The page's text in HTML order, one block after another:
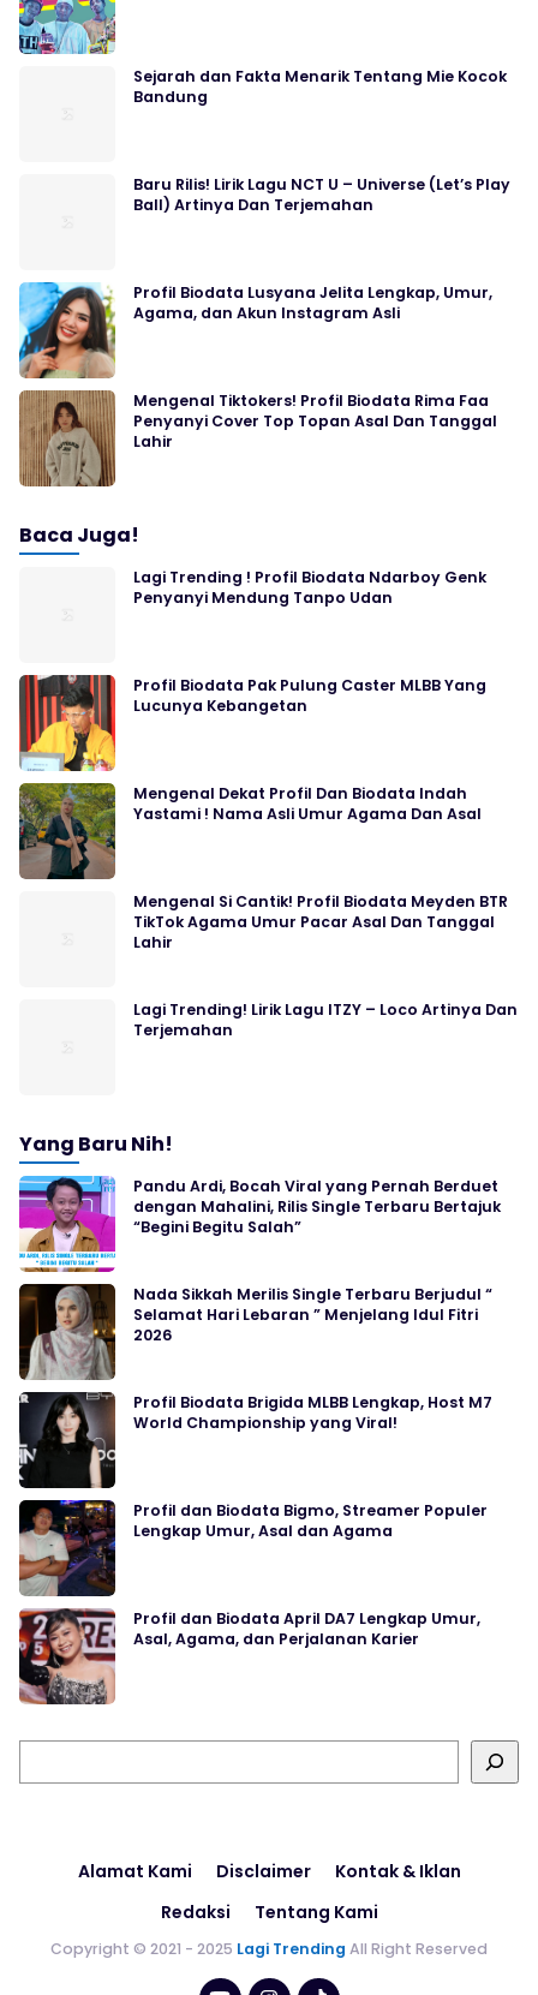
Sejarah dan Fakta Menarik Tentang Mie Kocok
Bandung
Baru Rilis! Lirik Lagu NCT U – Universe (Let’s Play
Ball) Artinya Dan Terjemahan
Profil Biodata Lusyana Jelita Lengkap, Umur,
Agama, dan Akun Instagram Asli
Mengenal Tiktokers! Profil Biodata Rima Faa
Penyanyi Cover Top Topan Asal Dan Tanggal
Lahir
Baca Juga!
Lagi Trending ! Profil Biodata Ndarboy Genk
Penyanyi Mendung Tanpo Udan
Profil Biodata Pak Pulung Caster MLBB Yang
Lucunya Kebangetan
Mengenal Dekat Profil Dan Biodata Indah
Yastami ! Nama Asli Umur Agama Dan Asal
Mengenal Si Cantik! Profil Biodata Meyden BTR
TikTok Agama Umur Pacar Asal Dan Tanggal
Lahir
Lagi Trending! Lirik Lagu ITZY – Loco Artinya Dan
Terjemahan
Yang Baru Nih!
Pandu Ardi, Bocah Viral yang Pernah Berduet
dengan Mahalini, Rilis Single Terbaru Bertajuk
“Begini Begitu Salah”
Nada Sikkah Merilis Single Terbaru Berjudul “
Selamat Hari Lebaran ” Menjelang Idul Fitri
2026
Profil Biodata Brigida MLBB Lengkap, Host M7
World Championship yang Viral!
Profil dan Biodata Bigmo, Streamer Populer
Lengkap Umur, Asal dan Agama
Profil dan Biodata April DA7 Lengkap Umur,
Asal, Agama, dan Perjalanan Karier
Alamat Kami Disclaimer
Kontak & Iklan
Redaksi
Tentang Kami
Copyright © 2021 - 2025 Lagi Trending All Right Reserved